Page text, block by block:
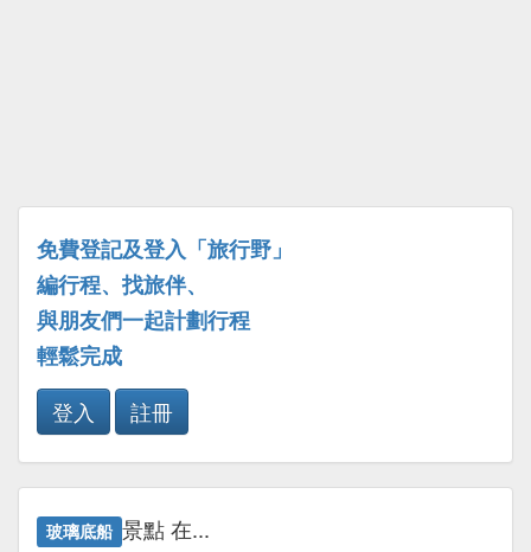
免費登記及登入「旅行野」
編行程、找旅伴、
與朋友們一起計劃行程
輕鬆完成
登入
註冊
玻璃底船 景點 在...